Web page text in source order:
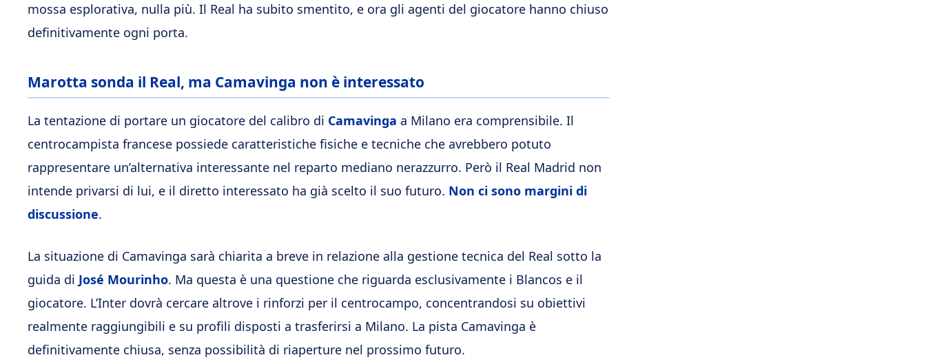
mossa esplorativa, nulla più. Il Real ha subito smentito, e ora gli agenti del giocatore hanno chiuso
definitivamente ogni porta.
Marotta sonda il Real, ma Camavinga non è interessato
La tentazione di portare un giocatore del calibro di Camavinga a Milano era comprensibile. Il
centrocampista francese possiede caratteristiche fisiche e tecniche che avrebbero potuto
rappresentare un’alternativa interessante nel reparto mediano nerazzurro. Però il Real Madrid non
intende privarsi di lui, e il diretto interessato ha già scelto il suo futuro. Non ci sono margini di
discussione.
La situazione di Camavinga sarà chiarita a breve in relazione alla gestione tecnica del Real sotto la
guida di José Mourinho. Ma questa è una questione che riguarda esclusivamente i Blancos e il
giocatore. L’Inter dovrà cercare altrove i rinforzi per il centrocampo, concentrandosi su obiettivi
realmente raggiungibili e su profili disposti a trasferirsi a Milano. La pista Camavinga è
definitivamente chiusa, senza possibilità di riaperture nel prossimo futuro.